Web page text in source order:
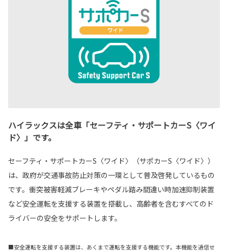
ハイラックスは全車「セーフティ・サポートカーS〈ワイ
ド〉」です。
セーフティ・サポートカーS〈ワイド〉（サポカーS〈ワイド〉）
は、政府が交通事故防止対策の一環として普及啓発しているもの
です。衝突被害軽減ブレーキやペダル踏み間違い時加速抑制装置
など安全運転を支援する装置を搭載し、高齢者を含むすべてのド
ライバーの安全をサポートします。
■安全運転を支援する装置は、あくまで運転を支援する機能です。本機能を過信せ